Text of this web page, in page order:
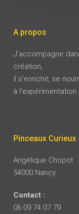
A propos
J’accompagne
création,
il s’enrichit, se
à
Pinceaux Curieux
Angélique Chopot
54000 Nancy
Contact :
06 09 74 07 79